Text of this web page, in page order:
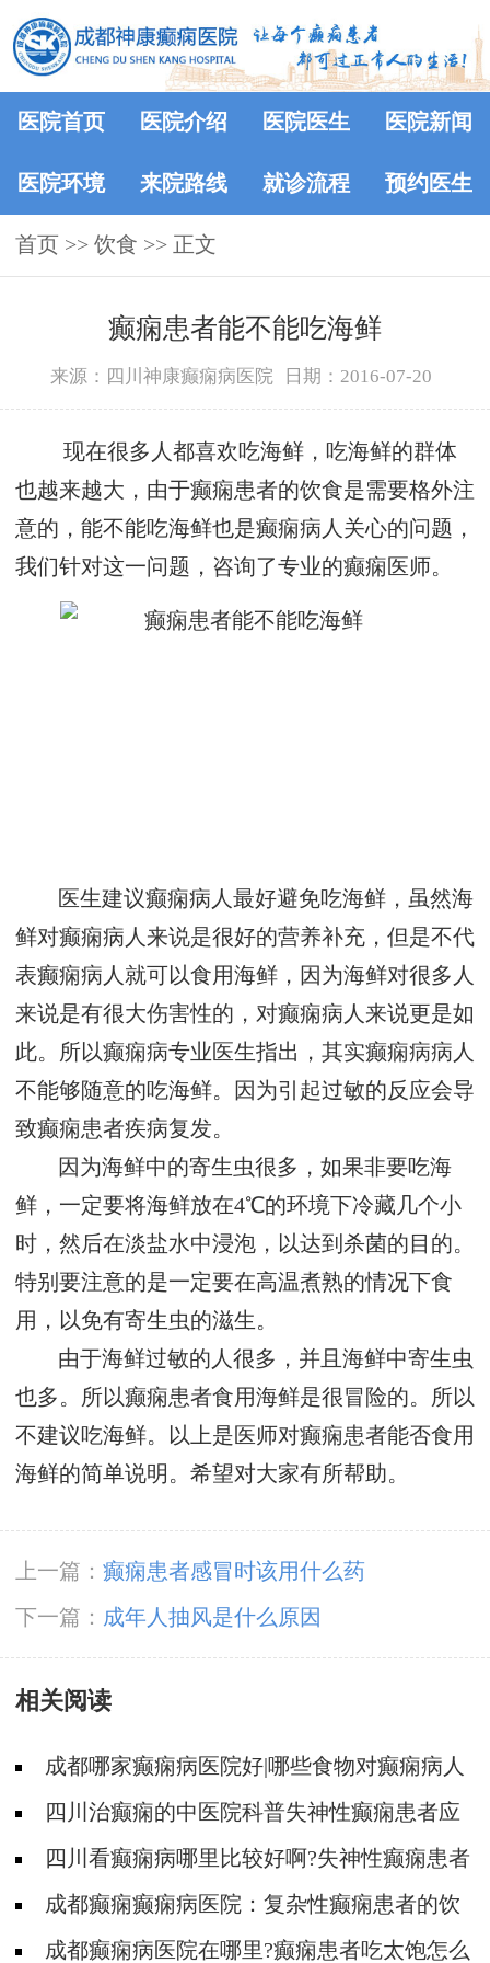
医院首页 医院介绍 医院医生 医院新闻
医院环境 来院路线 就诊流程 预约医生
首页 >> 饮食 >> 正文
癫痫患者能不能吃海鲜
来源：四川神康癫痫病医院 日期：2016-07-20
现在很多人都喜欢吃海鲜，吃海鲜的群体
也越来越大，由于癫痫患者的饮食是需要格外注
意的，能不能吃海鲜也是癫痫病人关心的问题，
我们针对这一问题，咨询了专业的癫痫医师。
医生建议癫痫病人最好避免吃海鲜，虽然海
鲜对癫痫病人来说是很好的营养补充，但是不代
表癫痫病人就可以食用海鲜，因为海鲜对很多人
来说是有很大伤害性的，对癫痫病人来说更是如
此。所以癫痫病专业医生指出，其实癫痫病病人
不能够随意的吃海鲜。因为引起过敏的反应会导
致癫痫患者疾病复发。
因为海鲜中的寄生虫很多，如果非要吃海
鲜，一定要将海鲜放在4℃的环境下冷藏几个小
时，然后在淡盐水中浸泡，以达到杀菌的目的。
特别要注意的是一定要在高温煮熟的情况下食
用，以免有寄生虫的滋生。
由于海鲜过敏的人很多，并且海鲜中寄生虫
也多。所以癫痫患者食用海鲜是很冒险的。所以
不建议吃海鲜。以上是医师对癫痫患者能否食用
海鲜的简单说明。希望对大家有所帮助。
上一篇： 癫痫患者感冒时该用什么药
下一篇： 成年人抽风是什么原因
相关阅读
成都哪家癫痫病医院好|哪些食物对癫痫病人
有帮助?
四川治癫痫的中医院科普失神性癫痫患者应
该怎样饮食?
四川看癫痫病哪里比较好啊?失神性癫痫患者
的饮食有什么注意的?
成都癫痫癫痫病医院：复杂性癫痫患者的饮
食
成都癫痫病医院在哪里?癫痫患者吃太饱怎么